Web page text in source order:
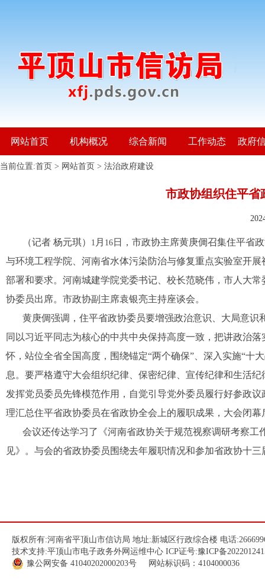
网站首页 机构概况 综合新闻 工作动态 政府
当前位置:首页 > 网站首页 > 法治政府建设
市政协组织住平省
（记者 杨元琪） 1 月 16 日，市政协主席黄庚倜召集住平省
与环境工程学院、河南省水体污染防治与修复重点实验室开
部署和要求。河南城建学院党委书记、校长范晓伟，市人大
协委员出席。市政协副主席袁银亮主持座谈会。
黄庚倜强调，住平省政协委员要增强政治意识、大局意识
同以习近平同志为核心的中共中央保持高度一致，把讲政治
怀，站位全省全国高度，围绕锚定“两个确保”、深入实施“十
息。要严格遵守大会组织纪律、保密纪律、宣传纪律和生活
发挥党员委员先锋模范作用，自觉引导党外委员履行好参政
理汇总住平省政协委员在省政协全会上的履职成果，大会闭
会议还传达学习了《河南省政协关于规范视察调研考察
见》。与会的省政协委员围绕去年履职情况和参加省政协十
版权所有:河南省平顶山市信访局 地址:新城区行政综合楼 电话
技术支持:平顶山市电子政务外网运维中心 ICP证号:豫ICP备
豫公网安备 41040202000203号 网站标识码：4104000036